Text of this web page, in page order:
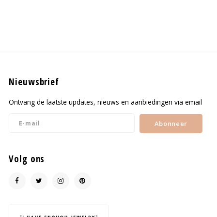
Nieuwsbrief
Ontvang de laatste updates, nieuws en aanbiedingen via email
Abonneer
Volg ons